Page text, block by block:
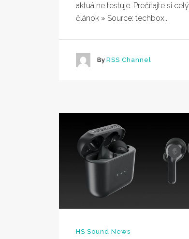
aktuálne testuje. Prečítajte si celý
článok » Source: techbox...
By RSS Channel
HS Sound News